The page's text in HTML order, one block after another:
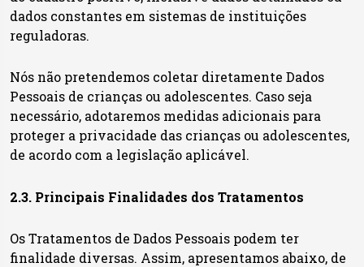
dados constantes em sistemas de instituições
reguladoras.
Nós não pretendemos coletar diretamente Dados
Pessoais de crianças ou adolescentes. Caso seja
necessário, adotaremos medidas adicionais para
proteger a privacidade das crianças ou adolescentes,
de acordo com a legislação aplicável.
2.3. Principais Finalidades dos Tratamentos
Os Tratamentos de Dados Pessoais podem ter
finalidade diversas. Assim, apresentamos abaixo, de